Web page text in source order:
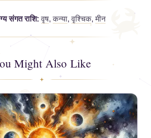
संगत राशि: वृष,कन्या,वृश्चिक,मीन
Might Also Like